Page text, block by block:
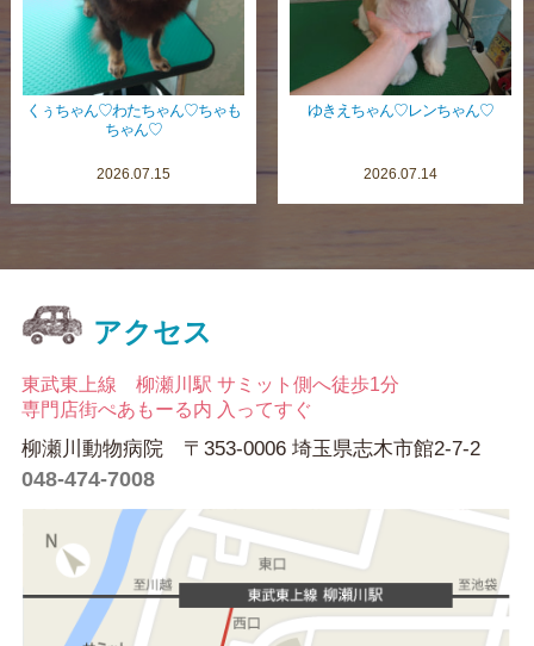
くぅちゃん♡わたちゃん♡ちゃも
ちゃん♡
2026.07.15
ゆきえちゃん♡レンちゃん♡
2026.07.14
アクセス
東武東上線 柳瀬川駅 サミット側へ徒歩1分
専門店街ぺあもーる内 入ってすぐ
柳瀬川動物病院 〒353-0006 埼玉県志木市館2-7-2
048-474-7008